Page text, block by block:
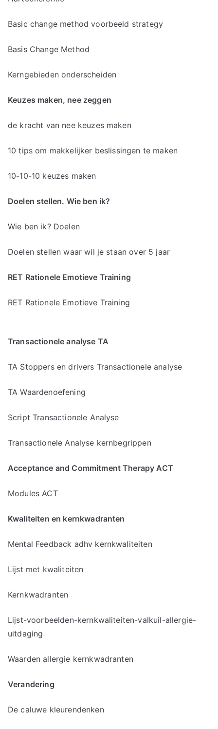
Basic change method voorbeeld strategy
Basis Change Method
Kerngebieden onderscheiden
Keuzes maken, nee zeggen
de kracht van nee keuzes maken
10 tips om makkelijker beslissingen te maken
10-10-10 keuzes maken
Doelen stellen. Wie ben ik?
Wie ben ik? Doelen
Doelen stellen waar wil je staan over 5 jaar
RET Rationele Emotieve Training
RET Rationele Emotieve Training
Transactionele analyse TA
TA Stoppers en drivers Transactionele analyse
TA Waardenoefening
Script Transactionele Analyse
Transactionele Analyse kernbegrippen
Acceptance and Commitment Therapy ACT
Modules ACT
Kwaliteiten en kernkwadranten
Mental Feedback adhv kernkwaliteiten
Lijst met kwaliteiten
Kernkwadranten
Lijst-voorbeelden-kernkwaliteiten-valkuil-allergie-
uitdaging
Waarden allergie kernkwadranten
Verandering
De caluwe kleurendenken